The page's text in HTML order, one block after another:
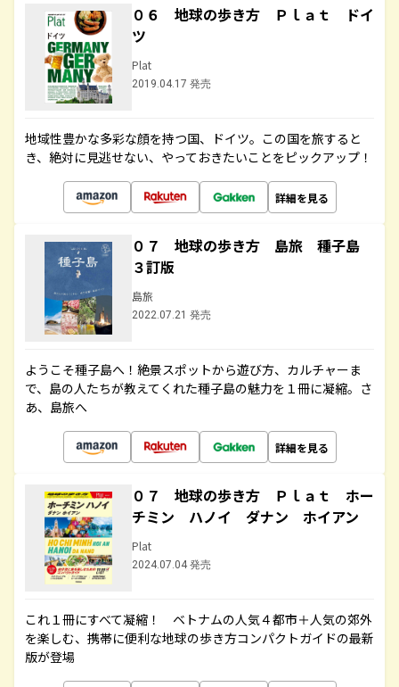
０６ 地球の歩き方 Ｐｌａｔ ドイ
ツ
Plat
2019.04.17 発売
地域性豊かな多彩な顔を持つ国、ドイツ。この国を旅すると
き、絶対に見逃せない、やっておきたいことをピックアップ！
詳細を見る
０７ 地球の歩き方 島旅 種子島
３訂版
島旅
2022.07.21 発売
ようこそ種子島へ！絶景スポットから遊び方、カルチャーま
で、島の人たちが教えてくれた種子島の魅力を１冊に凝縮。さ
あ、島旅へ
詳細を見る
０７ 地球の歩き方 Ｐｌａｔ ホー
チミン ハノイ ダナン ホイアン
Plat
2024.07.04 発売
これ１冊にすべて凝縮！ ベトナムの人気４都市＋人気の郊外
を楽しむ、携帯に便利な地球の歩き方コンパクトガイドの最新
版が登場